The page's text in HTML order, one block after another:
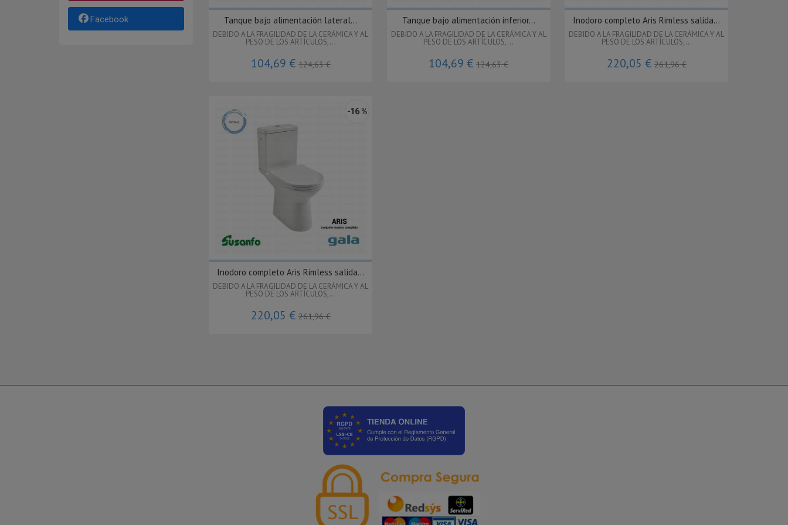
Facebook Tanque bajo alimentación lateral...
DEBIDO A LA FRAGILIDAD DE LA CERÁMICA Y AL
PESO DE LOS ARTÍCULOS,...
104,69 € 124,63 €
Tanque bajo alimentación inferior...
DEBIDO A LA FRAGILIDAD DE LA CERÁMICA Y AL
PESO DE LOS ARTÍCULOS,...
104,69 €124,63 €
Inodoro completo Aris Rimless salida...
DEBIDO A LA FRAGILIDAD DE LA CERÁMICA Y AL
PESO DE LOS ARTÍCULOS,...
220,05 € 261,96 €
-16 %
Inodoro completo Aris Rimless salida...
DEBIDO A LA FRAGILIDAD DE LA CERÁMICA Y AL
PESO DE LOS ARTÍCULOS,...
220,05 € 261,96 €